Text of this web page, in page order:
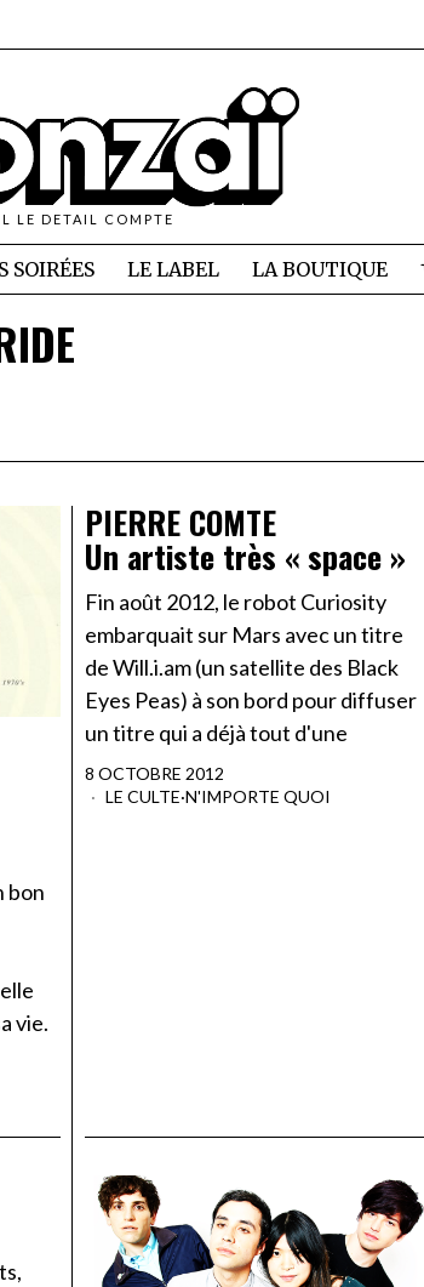
LE DETAIL COMPTE
SOIRÉES LE LABEL LA BOUTIQUE
bon
vie.
PIERRE COMTE
Un artiste très « space »
Fin août 2012, le robot Curiosity
embarquait sur Mars avec un titre
de Will.i.am (un satellite des Black
Eyes Peas) à son bord pour diffuser
un titre qui a déjà tout d'une
8 OCTOBRE 2012
LE CULTE·N'IMPORTE QUOI